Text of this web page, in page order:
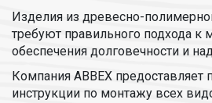
Изделия из древесно-
требуют правильного подхода к
обеспечения долговечности и
Компания ABBEX предоставляет
инструкции по монтажу всех